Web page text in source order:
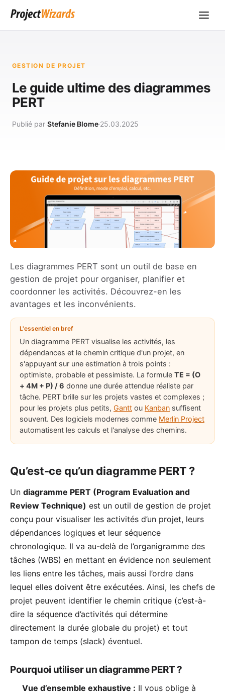
GESTION DE PROJET
Le guide ultime des diagrammes
PERT
Publié par Stefanie Blome 25.03.2025
Les diagrammes PERT sont un outil de base en
gestion de projet pour organiser, planifier et
coordonner les activités. Découvrez-en les
avantages et les inconvénients.
L'essentiel en bref
Un diagramme PERT visualise les activités, les
dépendances et le chemin critique d'un projet, en
s'appuyant sur une estimation à trois points :
optimiste, probable et pessimiste. La formule TE = (O
+ 4M + P) / 6 donne une durée attendue réaliste par
tâche. PERT brille sur les projets vastes et complexes ;
pour les projets plus petits, Gantt ou Kanban suffisent
souvent. Des logiciels modernes comme Merlin Project
automatisent les calculs et l'analyse des chemins.
Qu’est-ce qu’un diagramme PERT ?
Un diagramme PERT (Program Evaluation and
Review Technique) est un outil de gestion de projet
conçu pour visualiser les activités d’un projet, leurs
dépendances logiques et leur séquence
chronologique. Il va au-delà de l’organigramme des
tâches (WBS) en mettant en évidence non seulement
les liens entre les tâches, mais aussi l’ordre dans
lequel elles doivent être exécutées. Ainsi, les chefs de
projet peuvent identifier le chemin critique (c’est-à-
dire la séquence d’activités qui détermine
directement la durée globale du projet) et tout
tampon de temps (slack) éventuel.
Pourquoi utiliser un diagramme PERT ?
Vue d’ensemble exhaustive : Il vous oblige à